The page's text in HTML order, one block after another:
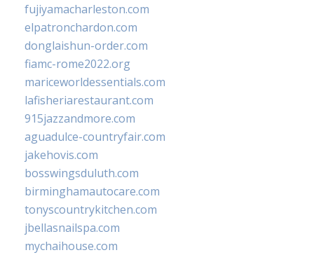
fujiyamacharleston.com
elpatronchardon.com
donglaishun-order.com
fiamc-rome2022.org
mariceworldessentials.com
lafisheriarestaurant.com
915jazzandmore.com
aguadulce-countryfair.com
jakehovis.com
bosswingsduluth.com
birminghamautocare.com
tonyscountrykitchen.com
jbellasnailspa.com
mychaihouse.com